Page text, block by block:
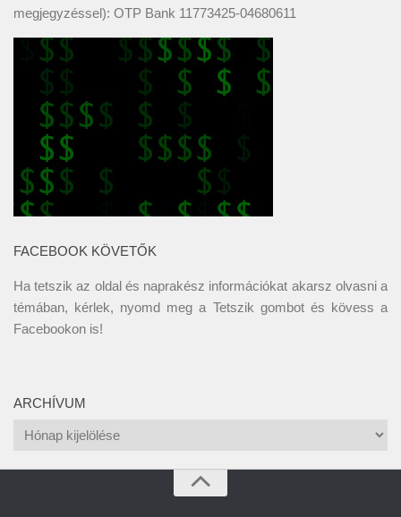
megjegyzéssel): OTP Bank 11773425-04680611
FACEBOOK KÖVETŐK
Ha tetszik az oldal és naprakész információkat akarsz olvasni a
témában, kérlek, nyomd meg a Tetszik gombot és kövess a
Facebookon is!
ARCHÍVUM
Archívum